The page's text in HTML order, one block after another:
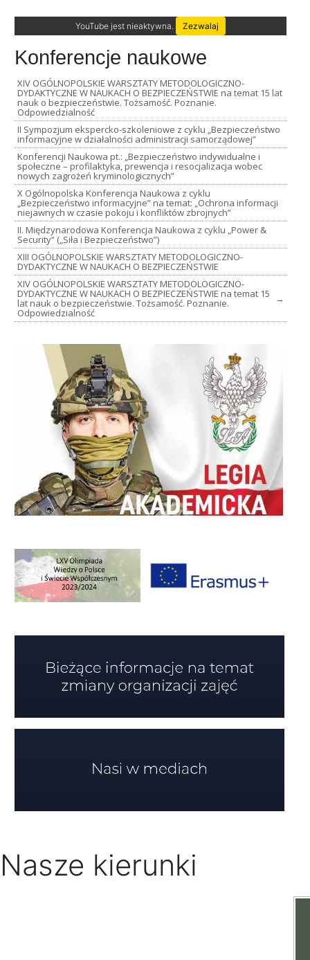
YouTube jest nieaktywna. Zezwalaj
Konferencje naukowe
XIV OGÓLNOPOLSKIE WARSZTATY METODOLOGICZNO-
DYDAKTYCZNE W NAUKACH O BEZPIECZEŃSTWIE na temat 15 lat
nauk o bezpieczeństwie. Tożsamość. Poznanie.
Odpowiedzialność
II Sympozjum ekspercko-szkoleniowe z cyklu „Bezpieczeństwo
informacyjne w działalności administracji samorządowej”
Konferencji Naukowa pt.: „Bezpieczeństwo indywidualne i
społeczne – profilaktyka, prewencja i resocjalizacja wobec
nowych zagrożeń kryminologicznych”
X Ogólnopolska Konferencja Naukowa z cyklu
„Bezpieczeństwo informacyjne” na temat: „Ochrona informacji
niejawnych w czasie pokoju i konfliktów zbrojnych”
II. Międzynarodowa Konferencja Naukowa z cyklu „Power &
Security” („Siła i Bezpieczeństwo”)
XIII OGÓLNOPOLSKIE WARSZTATY METODOLOGICZNO-
DYDAKTYCZNE W NAUKACH O BEZPIECZEŃSTWIE
XIV OGÓLNOPOLSKIE WARSZTATY METODOLOGICZNO-
DYDAKTYCZNE W NAUKACH O BEZPIECZEŃSTWIE na temat 15
lat nauk o bezpieczeństwie. Tożsamość. Poznanie.
Odpowiedzialność
→
Nasze kierunki